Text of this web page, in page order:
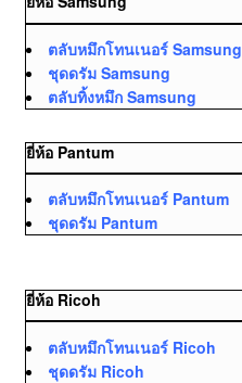
ตลับหมึกโทนเนอร์ Samsung
ชุดดรัม Samsung
ตลับทิ้งหมึก Samsung
ยี่ห้อ Pantum
ตลับหมึกโทนเนอร์ Pantum
ชุดดรัม Pantum
ยี่ห้อ Ricoh
ตลับหมึกโทนเนอร์ Ricoh
ชุดดรัม Ricoh